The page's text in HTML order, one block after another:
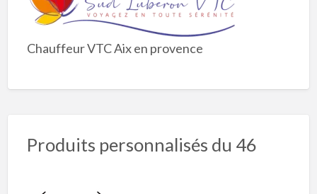
Chauffeur VTC Aix en provence
Produits personnalisés du 46